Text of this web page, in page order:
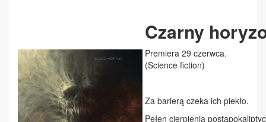
Czarny
Premiera 29 czerwca.
(Science fiction)
Za barierą czeka ich piekło.
Pełen cierpienia